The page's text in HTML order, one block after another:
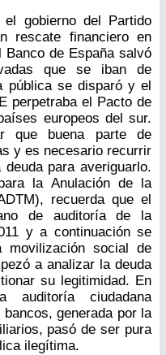
gobierno del Partido
rescate financiero en
de España salvó
que se iban de
pública se disparó y el
perpetraba el Pacto de
europeos del sur.
que buena parte de
y es necesario recurrir
para averiguarlo.
la Anulación de la
recuerda que el
de auditoría de la
y a continuación se
movilización social de
a analizar la deuda
su legitimidad. En
auditoría ciudadana
generada por la
pasó de ser pura
ilegítima.